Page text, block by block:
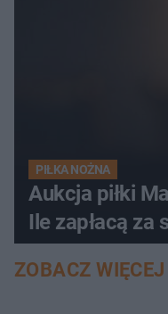
PIŁKA NOŻNA
Aukcja piłki
Ile zapłacą za
ZOBACZ WIĘCEJ